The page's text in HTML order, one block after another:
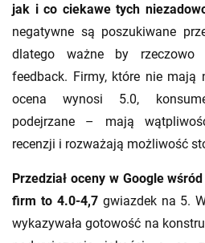
jak i co ciekawe tych
negatywne są poszukiwane
dlatego ważne by rzeczowo
feedback. Firmy, które nie mają
ocena wynosi 5.0,
podejrzane – mają
recenzji i rozważają możliwość
Przedział oceny w Google
firm to 4.0-4,7gwiazdek na 5.
wykazywała gotowość na